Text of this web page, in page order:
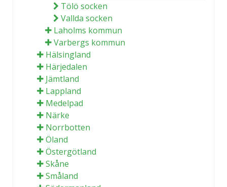
Tölö socken
Vallda socken
Laholms kommun
Varbergs kommun
Hälsingland
Härjedalen
Jämtland
Lappland
Medelpad
Närke
Norrbotten
Öland
Östergötland
Skåne
Småland